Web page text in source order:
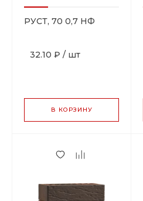
РУСТ, 70 0,7 НФ
32.10 ₽ / шт
В КОРЗИНУ